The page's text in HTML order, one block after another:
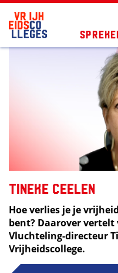
Tineke Ceelen
Hoe verlies je je
bent? Daarover
Vluchteling-directeur
Vrijheidscollege.